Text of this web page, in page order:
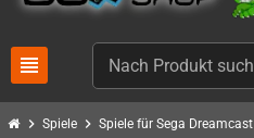
view_headline
chevron_right Spiele chevron_right Spiele für Sega Dreamcast